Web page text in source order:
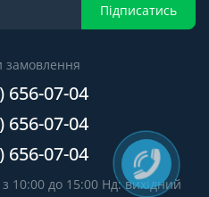
Підписатись
656-07-04
656-07-04
656-07-04
10:00 до 15:00 Нд: вихідний